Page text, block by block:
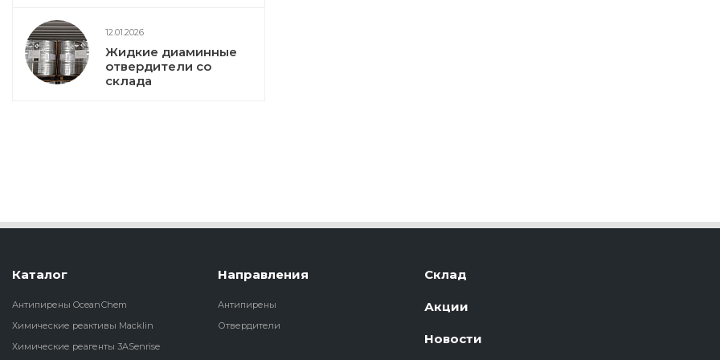
12.01.2026
Жидкие диаминные
отвердители со
склада
Каталог
Антипирены OceanСhem
Химические реактивы Macklin
Химические реагенты 3ASenrise
Направления
Антипирены
Отвердители
Склад
Акции
Новости